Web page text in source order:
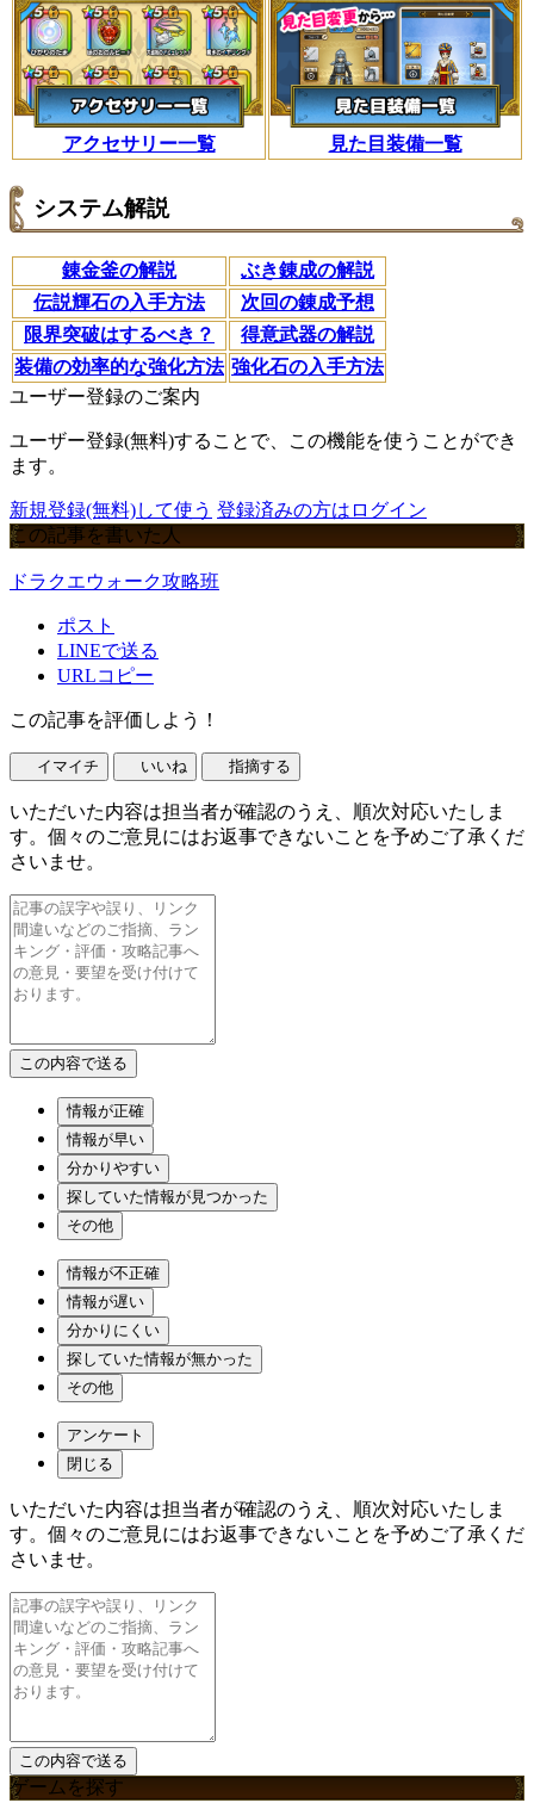
アクセサリー一覧 見た目装備一覧
システム解説
錬金釜の解説
ぶき錬成の解説
伝説輝石の入手方法
次回の錬成予想
限界突破はするべき？
得意武器の解説
装備の効率的な強化方法 強化石の入手方法
ユーザー登録のご案内
ユーザー登録(無料)することで、この機能を使うことができ
ます。
新規登録(無料)して使う 登録済みの方はログイン
この記事を書いた人
ドラクエウォーク攻略班
ポスト
LINEで送る
URLコピー
この記事を評価しよう！
イマイチ いいね 指摘する
いただいた内容は担当者が確認のうえ、順次対応いたしま
す。個々のご意見にはお返事できないことを予めご了承くだ
さいませ。
情報が正確
情報が早い
分かりやすい
探していた情報が見つかった
その他
情報が不正確
情報が遅い
分かりにくい
探していた情報が無かった
その他
アンケート
閉じる
いただいた内容は担当者が確認のうえ、順次対応いたしま
す。個々のご意見にはお返事できないことを予めご了承くだ
さいませ。
ゲームを探す